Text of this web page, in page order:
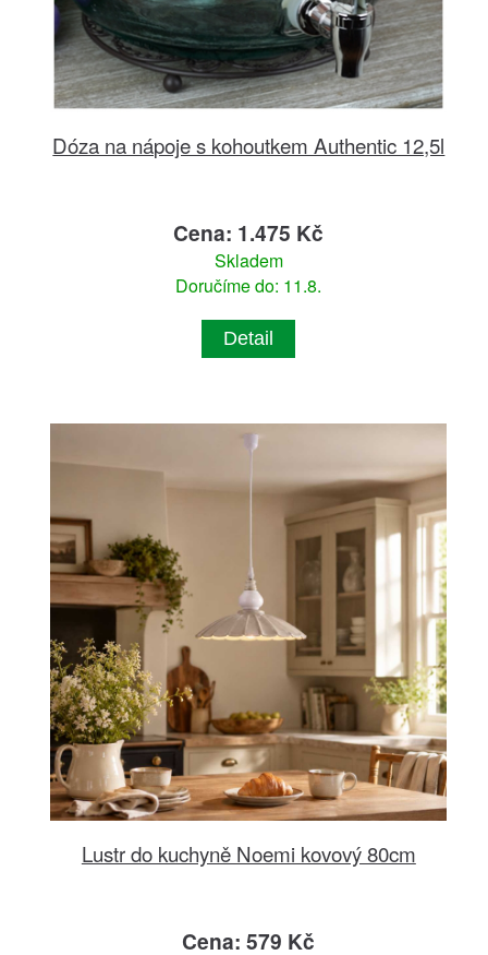
Dóza na nápoje s kohoutkem Authentic 12,5l
Cena: 1.475 Kč
Skladem
Doručíme do: 11.8.
Detail
Lustr do kuchyně Noemi kovový 80cm
Cena: 579 Kč